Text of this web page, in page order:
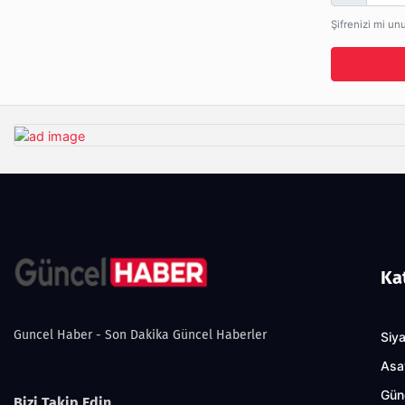
Şifrenizi mi
Guncel Haber - Son Dakika Güncel Haberler